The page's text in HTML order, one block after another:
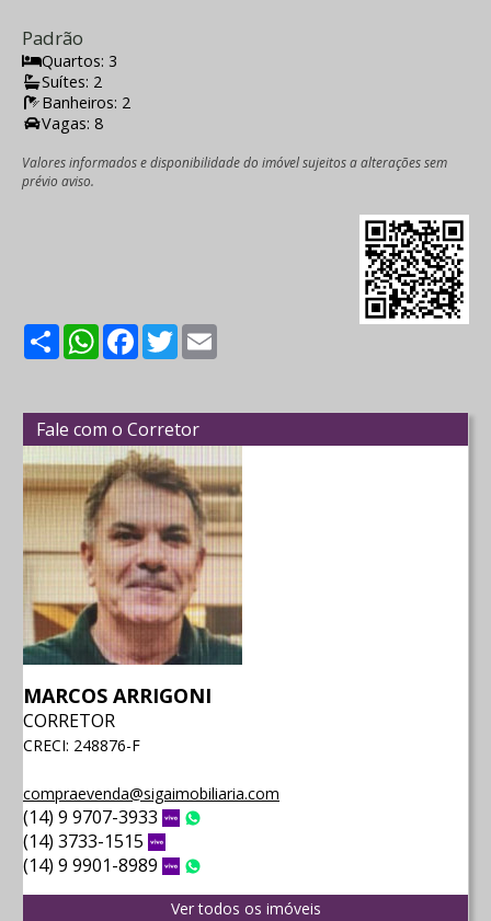
Padrão
Quartos: 3
Suítes: 2
Banheiros: 2
Vagas: 8
Valores informados e disponibilidade do imóvel sujeitos a alterações sem
prévio aviso.
ShareWhatsApp
Facebook
Twitter
Fale com o Corretor
MARCOS ARRIGONI
CORRETOR
CRECI: 248876-F
compraevenda@sigaimobiliaria.com
(14) 9 9707-3933 Vivo
(14) 3733-1515
(14) 9 9901-8989 Vivo
Ver todos os imóveis